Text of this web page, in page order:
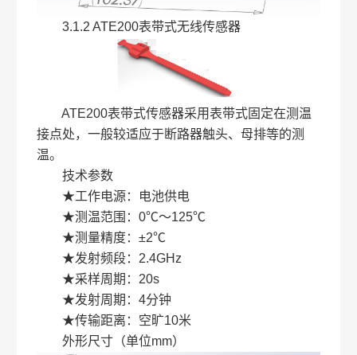
3.1.2 ATE200表带式无线传感器
ATE200表带式传感器采用表带式固定在测温
接点处，一般较适应于断路器触头、母排等的测
温。
技术参数
★工作电源：电池供电
★测温范围：0℃～125℃
★测量精度：±2℃
★发射频段：2.4GHz
★采样周期：20s
★发射周期：4分钟
★传输距离：空旷10米
外形尺寸（单位mm）